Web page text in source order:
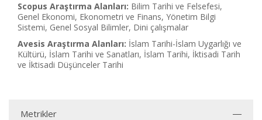
Scopus Araştırma Alanları: Bilim Tarihi ve Felsefesi,
Genel Ekonomi, Ekonometri ve Finans, Yönetim Bilgi
Sistemi, Genel Sosyal Bilimler, Dini çalışmalar
Avesis Araştırma Alanları: İslam Tarihi-İslam Uygarlığı ve
Kültürü, İslam Tarihi ve Sanatları, İslam Tarihi, İktisadi Tarih
ve İktisadi Düşünceler Tarihi
Metrikler